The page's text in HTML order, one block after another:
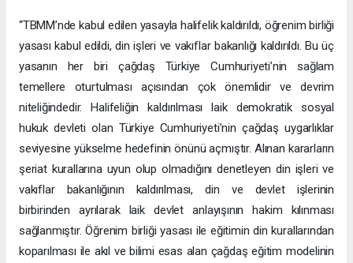
“TBMM’nde kabul edilen yasayla halifelik kaldırıldı, öğrenim birliği
yasası kabul edildi, din işleri ve vakıflar bakanlığı kaldırıldı. Bu üç
yasanın her biri çağdaş Türkiye Cumhuriyeti’nin sağlam
temellere oturtulması açısından çok önemlidir ve devrim
niteliğindedir. Halifeliğin kaldırılması laik demokratik sosyal
hukuk devleti olan Türkiye Cumhuriyeti’nin çağdaş uygarlıklar
seviyesine yükselme hedefinin önünü açmıştır. Alınan kararların
şeriat kurallarına uyun olup olmadığını denetleyen din işleri ve
vakıflar bakanlığının kaldırılması, din ve devlet işlerinin
birbirinden ayrılarak laik devlet anlayışının hakim kılınması
sağlanmıştır. Öğrenim birliği yasası ile eğitimin din kurallarından
koparılması ile akıl ve bilimi esas alan çağdaş eğitim modelinin